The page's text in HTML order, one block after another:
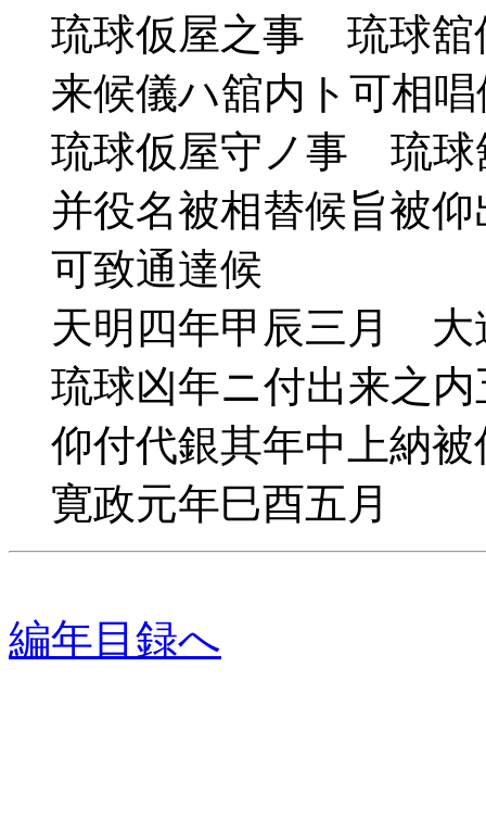
琉球仮屋之事 琉球舘
来候儀ハ舘内ト可相唱
琉球仮屋守ノ事 琉
并役名被相替候旨被仰
可致通達候
天明四年甲辰三月 大
琉球凶年ニ付出来之内
仰付代銀其年中上納被
寛政元年巳酉五月
編年目録へ